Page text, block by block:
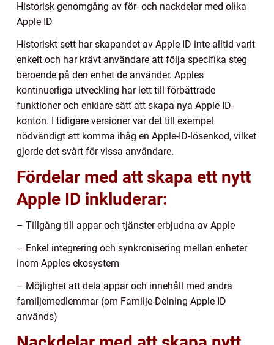
Historisk genomgång av för- och nackdelar med olika
Apple ID
Historiskt sett har skapandet av Apple ID inte alltid varit
enkelt och har krävt användare att följa specifika steg
beroende på den enhet de använder. Apples
kontinuerliga utveckling har lett till förbättrade
funktioner och enklare sätt att skapa nya Apple ID-
konton. I tidigare versioner var det till exempel
nödvändigt att komma ihåg en Apple-ID-lösenkod, vilket
gjorde det svårt för vissa användare.
Fördelar med att skapa ett nytt
Apple ID inkluderar:
– Tillgång till appar och tjänster erbjudna av Apple
– Enkel integrering och synkronisering mellan enheter
inom Apples ekosystem
– Möjlighet att dela appar och innehåll med andra
familjemedlemmar (om Familje-Delning Apple ID
används)